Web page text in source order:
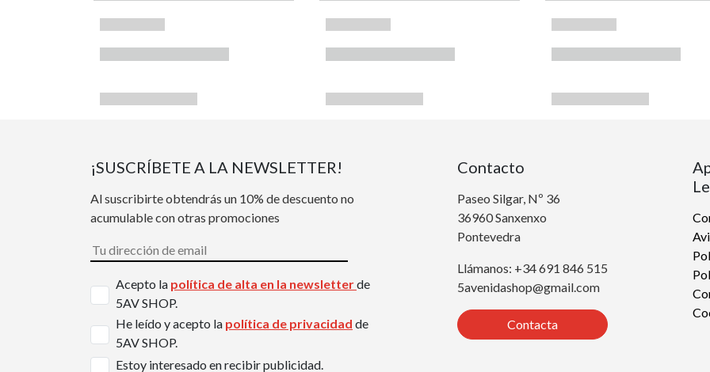
¡SUSCRÍBETE A LA NEWSLETTER!
Al suscribirte obtendrás un 10% de descuento no
acumulable con otras promociones
Acepto la política de alta en la newsletterde
5AV SHOP.
He leído y acepto la política de privacidad de
5AV SHOP.
Estoy interesado en recibir publicidad.
Contacto
Paseo Silgar, Nº 36
36960 Sanxenxo
Pontevedra
Llámanos: +34 691 846 515
5avenidashop@gmail.com
Contacta